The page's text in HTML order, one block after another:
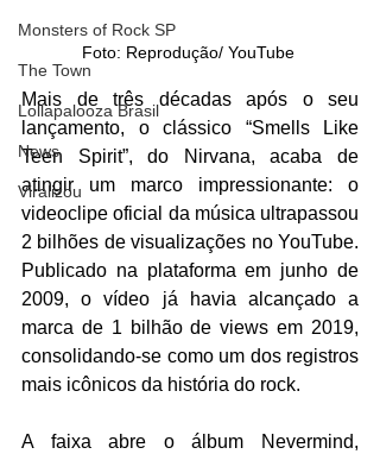
Monsters of Rock SP
The Town
Lollapalooza Brasil
News
Viralizou
Foto: Reprodução/ YouTube
Mais de três décadas após o seu
lançamento, o clássico “Smells Like
Teen Spirit”, do Nirvana, acaba de
atingir um marco impressionante: o
videoclipe oficial da música ultrapassou
2 bilhões de visualizações no YouTube.
Publicado na plataforma em junho de
2009, o vídeo já havia alcançado a
marca de 1 bilhão de views em 2019,
consolidando-se como um dos registros
mais icônicos da história do rock.
A faixa abre o álbum Nevermind,